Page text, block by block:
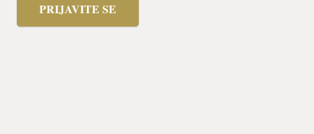
PRIJAVITE SE